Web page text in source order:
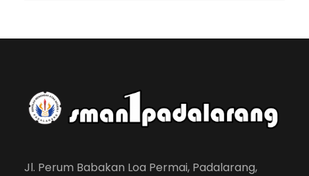
Jl. Perum Babakan Loa Permai, Padalarang,